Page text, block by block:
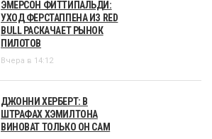
ЭМЕРСОН ФИТТИПАЛЬДИ:
УХОД ФЕРСТАППЕНА ИЗ RED
BULL РАСКАЧАЕТ РЫНОК
ПИЛОТОВ
Вчера в 14:12
ДЖОННИ ХЕРБЕРТ: В
ШТРАФАХ ХЭМИЛТОНА
ВИНОВАТ ТОЛЬКО ОН САМ